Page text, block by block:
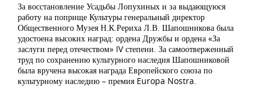
За восстановление Усадьбы Лопухиных и за выдающуюся
работу на поприще Культуры генеральный директор
Общественного Музея Н.К.Рериха Л.В. Шапошникова была
удостоена высоких наград: ордена Дружбы и ордена «За
заслуги перед отечеством» IV степени. За самоотверженный
труд по сохранению культурного наследия Шапошниковой
была вручена высокая награда Европейского союза по
культурному наследию – премия Europa Nostra.